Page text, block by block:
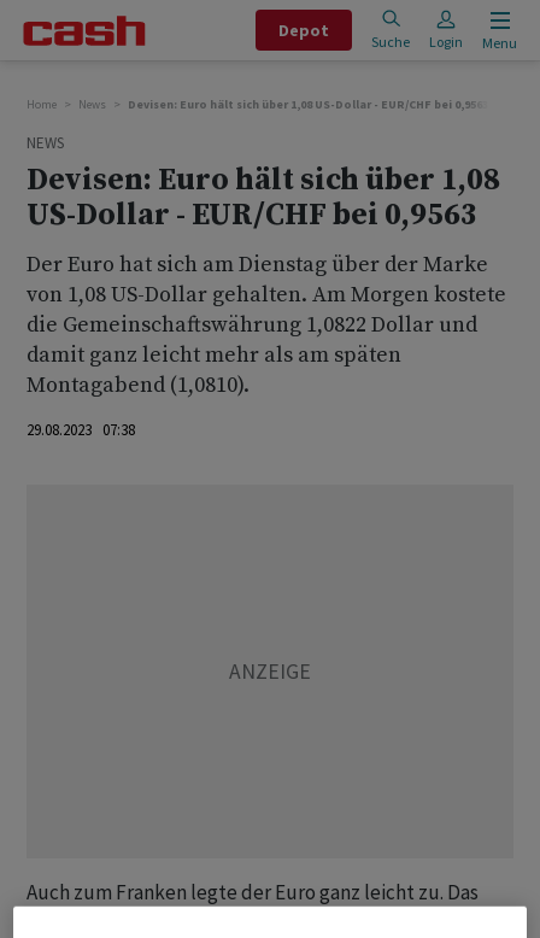
Depot
Suche Login Menu
Home News Devisen: Euro hält sich über 1,08 US-Dollar - EUR/CHF bei 0,9563
NEWS
Devisen: Euro hält sich über 1,08
US-Dollar - EUR/CHF bei 0,9563
Der Euro hat sich am Dienstag über der Marke
von 1,08 US-Dollar gehalten. Am Morgen kostete
die Gemeinschaftswährung 1,0822 Dollar und
damit ganz leicht mehr als am späten
Montagabend (1,0810).
29.08.2023 07:38
Auch zum Franken legte der Euro ganz leicht zu. Das